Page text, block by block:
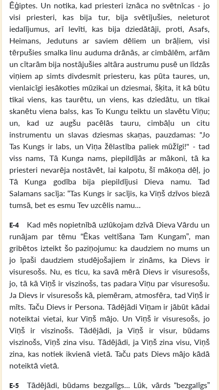
Ēģiptes. Un notika, kad priesteri iznāca no svētnīcas - jo
visi priesteri, kas bija tur, bija svētījušies, neieturot
iedalījumus, arī levīti, kas bija dziedātāji, proti, Asafs,
Heimans, Jedutuns ar saviem dēliem un brāļiem, visi
tērpušies smalka linu auduma drānās, ar cimbālēm, arfām
un cītarām bija nostājušies altāra austrumu pusē un līdzās
viņiem ap simts divdesmit priesteru, kas pūta taures, un,
vienlaicīgi iesākoties mūzikai un dziesmai, šķita, it kā būtu
tikai viens, kas taurētu, un viens, kas dziedātu, un tikai
skanētu viena balss, kas To Kungu teiktu un slavētu Viņu;
un, kad uz augšu pacēlās tauru, cimbāļu un citu
instrumentu un slavas dziesmas skaņas, pauzdamas: "Jo
Tas Kungs ir labs, un Viņa žēlastība paliek mūžīgi!" - tad
viss nams, Tā Kunga nams, piepildījās ar mākoni, tā ka
priesteri nevarēja nostāvēt, lai kalpotu, šī mākoņa dēļ, jo
Tā Kunga godība bija piepildījusi Dieva namu. Tad
Salamans sacīja: “Tas Kungs ir sacījis, ka Viņš dzīvos biezā
tumsā, bet es esmu Tev uzcēlis namu...
E-4
Kad mēs nopietnībā uzlūkojam dzīvā Dieva Vārdu un
runājam par tēmu “Ēkas veltīšana Tam Kungam”, man
gribētos izteikt šo paziņojumu: ka daudziem no mums un
jo īpaši daudziem studējošajiem ir zināms, ka Dievs ir
visuresošs. Nu, es ticu, ka savā mērā Dievs ir visuresošs,
jo, tā kā Viņš ir viszinošs, tas padara Viņu par visuresošu.
Ja Dievs ir visuresošs kā, piemēram, atmosfēra, tad Viņš ir
mīts. Taču Dievs ir Persona. Tādējādi Viņam ir jābūt kādai
noteiktai vietai, kur Viņš mājo. Un Viņš ir visuresošs, jo
Viņš ir viszinošs. Tādējādi, ja Viņš ir visur, būdams
viszinošs, Viņš zina visu. Tādējādi, ja Viņš zina visu, Viņš
zina, kas notiek ikvienā vietā. Taču pats Dievs mājo kādā
noteiktā vietā.
E-5
Tādējādi, būdams bezgalīgs... Lūk, vārds “bezgalīgs”